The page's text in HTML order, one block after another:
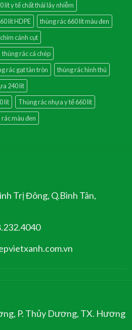
lít y tế chất thải lây nhiễm
lít HDPE
thùng rác 660 lít màu đen
cánh cụt
thùng rác cá chép
rác gạt tàn tròn
thùng rác hình thú
240 lít
lít
Thùng rác nhựa y tế 660 lít
rác màu đen
Trị Đông, Q.Bình Tân,
P. Thủy Dương, TX. Hương